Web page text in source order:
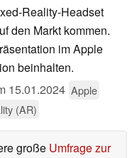
Reality-Headset
den Markt kommen.
im Apple
beinhalten.
15.01.2024 Apple
(AR)
große Umfrage zur